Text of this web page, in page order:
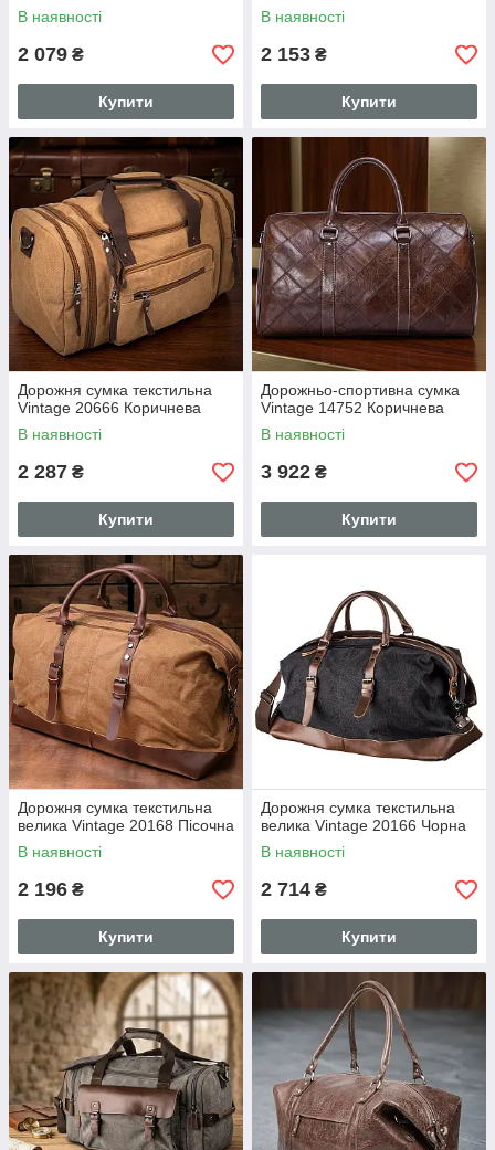
В наявності
2 079 ₴
Купити
В наявності
2 153 ₴
Купити
Дорожня сумка текстильна
Vintage 20666 Коричнева
В наявності
2 287 ₴
Купити
Дорожньо-спортивна сумка
Vintage 14752 Коричнева
В наявності
3 922 ₴
Купити
Дорожня сумка текстильна
велика Vintage 20168 Пісочна
В наявності
2 196 ₴
Купити
Дорожня сумка текстильна
велика Vintage 20166 Чорна
В наявності
2 714 ₴
Купити